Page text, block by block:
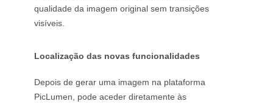
qualidade da imagem original sem transições
visíveis.
Localização das novas funcionalidades
Depois de gerar uma imagem na plataforma
PicLumen, pode aceder diretamente às